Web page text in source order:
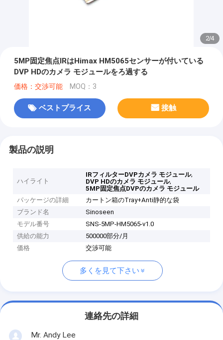
2/4
5MP固定焦点IRはHimax HM5065センサーが付いている
DVP HDのカメラ モジュールをろ過する
価格：交渉可能 MOQ：3
ベストプライス 接触
製品の説明
ハイライト
IRフィルターDVPカメラ モジュール,
DVP HDのカメラ モジュール,
5MP固定焦点DVPのカメラ モジュール
パッケージの詳細
カートン箱のTray+Anti静的な袋
ブランド名
Sinoseen
モデル番号
SNS-5MP-HM5065-v1.0
供給の能力
500000部分/月
価格
交渉可能
多くを見て下さい
連絡先の詳細
Mr. Andy Lee